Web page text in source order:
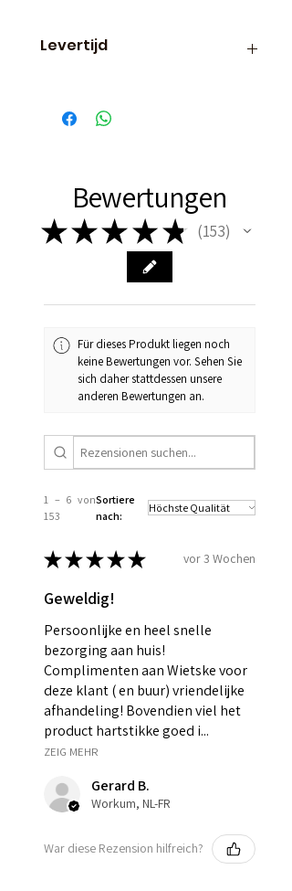
Levertijd
vaak de volgende dag al in
huis!
Bewertungen
★★★ ★ ★ 153
153
Für dieses Produkt liegen noch
keine Bewertungen vor. Sehen Sie
sich daher stattdessen unsere
anderen Bewertungen an.
1 – 6 von
153
Sortiere
nach:
★★★★★ vor 3 Wochen
Geweldig!
Persoonlijke en heel snelle
bezorging aan huis!
Complimenten aan Wietske voor
deze klant ( en buur) vriendelijke
afhandeling! Bovendien viel het
product hartstikke goed i...
ZEIG MEHR
Gerard B.
Workum, NL-FR
War diese Rezension hilfreich?